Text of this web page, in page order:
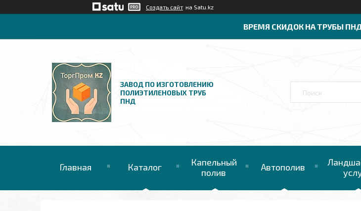
Создать сайт на Satu.kz
ВРЕМЯ СКИДОК НА ТРУБЫ
ЗАВОД ПО ИЗГОТОВЛЕНИЮ
ПОЛИЭТИЛЕНОВЫХ ТРУБ
ПНД
Главная Каталог
Капельный
полив
Автополив